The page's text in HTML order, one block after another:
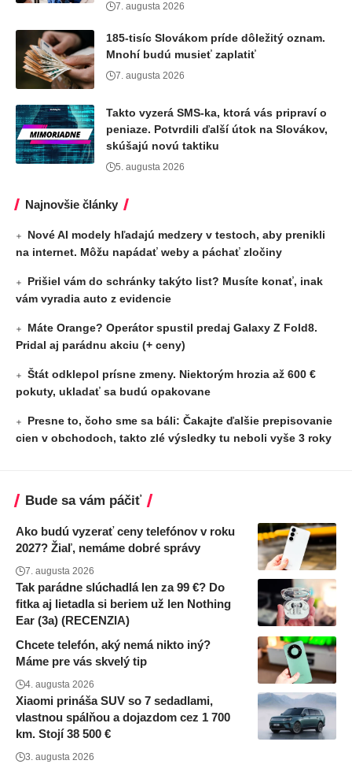
7. augusta 2026
185-tisíc Slovákom príde dôležitý oznam.
Mnohí budú musieť zaplatiť
7. augusta 2026
Takto vyzerá SMS-ka, ktorá vás pripraví o
peniaze. Potvrdili ďalší útok na Slovákov,
skúšajú novú taktiku
5. augusta 2026
Najnovšie články
Nové AI modely hľadajú medzery v testoch, aby prenikli
na internet. Môžu napádať weby a páchať zločiny
Prišiel vám do schránky takýto list? Musíte konať, inak
vám vyradia auto z evidencie
Máte Orange? Operátor spustil predaj Galaxy Z Fold8.
Pridal aj parádnu akciu (+ ceny)
Štát odklepol prísne zmeny. Niektorým hrozia až 600 €
pokuty, ukladať sa budú opakovane
Presne to, čoho sme sa báli: Čakajte ďalšie prepisovanie
cien v obchodoch, takto zlé výsledky tu neboli vyše 3 roky
Bude sa vám páčiť
Ako budú vyzerať ceny telefónov v roku
2027? Žiaľ, nemáme dobré správy
7. augusta 2026
Tak parádne slúchadlá len za 99 €? Do
fitka aj lietadla si beriem už len Nothing
Ear (3a) (RECENZIA)
Chcete telefón, aký nemá nikto iný?
Máme pre vás skvelý tip
4. augusta 2026
Xiaomi prináša SUV so 7 sedadlami,
vlastnou spálňou a dojazdom cez 1 700
km. Stojí 38 500 €
3. augusta 2026